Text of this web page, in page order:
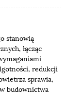
stanowią
łącząc
redukcji
sprawia,
budownictwa